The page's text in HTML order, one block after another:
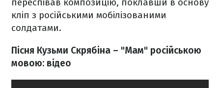
переспівав композицію, поклавши в основу
кліп з російськими мобілізованими
солдатами.
Пісня Кузьми Скрябіна – "Мам" російською
мовою: відео